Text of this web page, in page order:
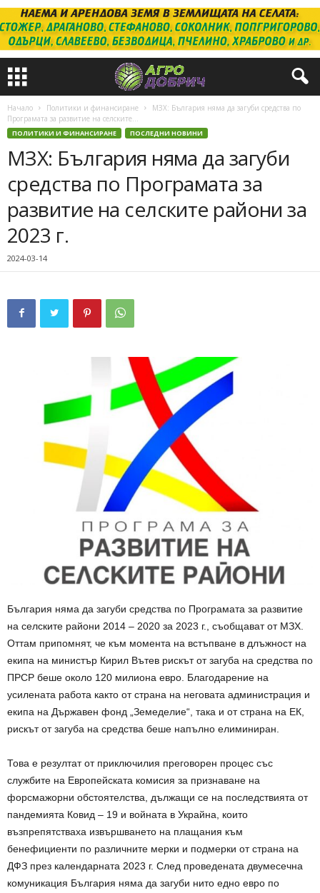
Начало Политики и финансиране
МЗХ: България няма да загуби средства по
Програмата за развитие на селските...
ПОЛИТИКИ И ФИНАНСИРАНЕ ПОСЛЕДНИ НОВИНИ
МЗХ: България няма да загуби
средства по Програмата за
развитие на селските райони за
2023 г.
2024-03-14
България няма да загуби средства по Програмата за развитие
на селските райони 2014 – 2020 за 2023 г., съобщават от МЗХ.
Оттам припомнят, че към момента на встъпване в длъжност на
екипа на министър Кирил Вътев рискът от загуба на средства по
ПРСР беше около 120 милиона евро. Благодарение на
усилената работа както от страна на неговата администрация и
екипа на Държавен фонд „Земеделие“, така и от страна на ЕК,
рискът от загуба на средства беше напълно елиминиран.
Това е резултат от приключилия преговорен процес със
службите на Европейската комисия за признаване на
форсмажорни обстоятелства, дължащи се на последствията от
пандемията Ковид – 19 и войната в Украйна, които
възпрепятстваха извършването на плащания към
бенефициенти по различните мерки и подмерки от страна на
ДФЗ през календарната 2023 г. След проведената двумесечна
комуникация България няма да загуби нито едно евро по